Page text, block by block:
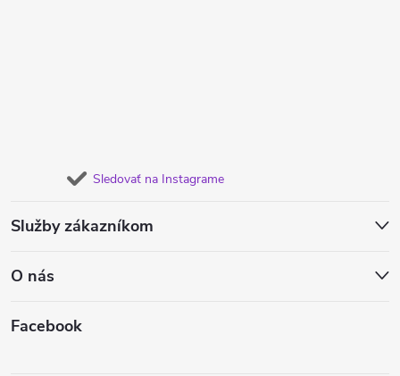
Sledovať na Instagrame
Služby zákazníkom
O nás
Facebook